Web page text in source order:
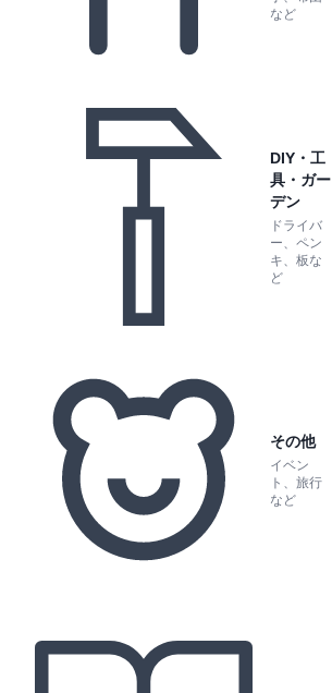
など
DIY・工
具・ガー
デン
ドライバ
ー、ペン
キ、板な
ど
その他
イベン
ト、旅行
など